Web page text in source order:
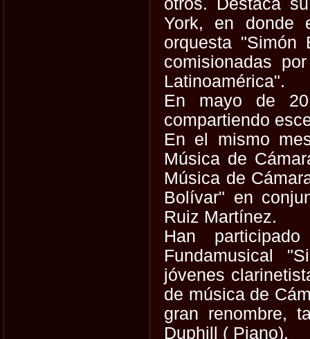
otros. Destaca
York, en donde
orquesta "Simón
comisionadas
Latinoamérica".
En mayo de
compartiendo
En el mismo
Música de
Música de
Bolívar" en
Ruiz Martínez.
Han
Fundamusical
jóvenes
de música de
gran renombre,
Duphill ( Piano).